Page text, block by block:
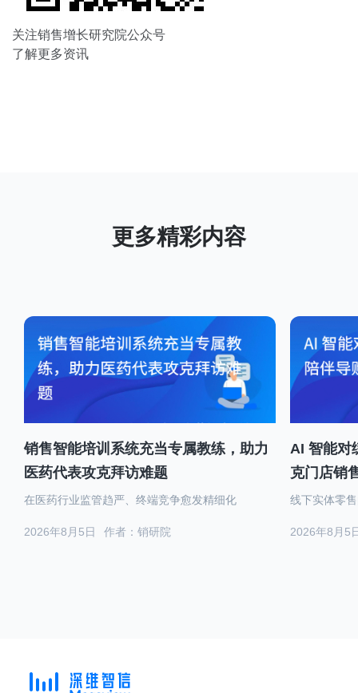
关注销售增长研究院公众号
了解更多资讯
销售智能培训系统充当专属教练，助力
医药代表攻克拜访难题
作者：销研院
2026年8月5日
在医药行业监管趋严、终端竞争愈发精细化
AI 智能对
克门店销
2026年8月5
线下实体零